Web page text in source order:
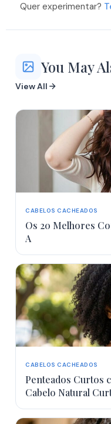
Quer experimentar?
You May
View All
CABELOS CACHEADOS
Os 20 Melhores
A
CABELOS CACHEADOS
Penteados Curtos
Cabelo Natural